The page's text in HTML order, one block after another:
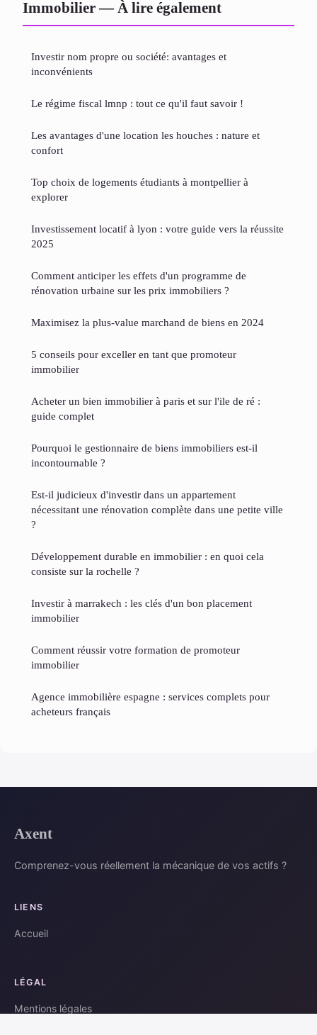
Immobilier — À lire également
Investir nom propre ou société: avantages et
inconvénients
Le régime fiscal lmnp : tout ce qu'il faut savoir !
Les avantages d'une location les houches : nature et
confort
Top choix de logements étudiants à montpellier à
explorer
Investissement locatif à lyon : votre guide vers la réussite
2025
Comment anticiper les effets d'un programme de
rénovation urbaine sur les prix immobiliers ?
Maximisez la plus-value marchand de biens en 2024
5 conseils pour exceller en tant que promoteur
immobilier
Acheter un bien immobilier à paris et sur l'ile de ré :
guide complet
Pourquoi le gestionnaire de biens immobiliers est-il
incontournable ?
Est-il judicieux d'investir dans un appartement
nécessitant une rénovation complète dans une petite ville
?
Développement durable en immobilier : en quoi cela
consiste sur la rochelle ?
Investir à marrakech : les clés d'un bon placement
immobilier
Comment réussir votre formation de promoteur
immobilier
Agence immobilière espagne : services complets pour
acheteurs français
Axent
Comprenez-vous réellement la mécanique de vos actifs ?
LIENS
Accueil
LÉGAL
Mentions légales